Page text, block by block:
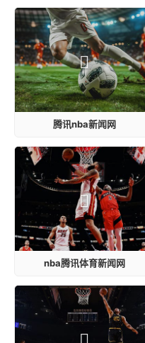
腾讯nba新闻网
nba腾讯体育新闻网